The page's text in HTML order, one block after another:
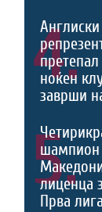
4.
Англиски
ноќен
заврши
5.
шампион
лиценца
Прва